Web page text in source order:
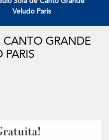
Veludo Paris
CANTO GRANDE
PARIS